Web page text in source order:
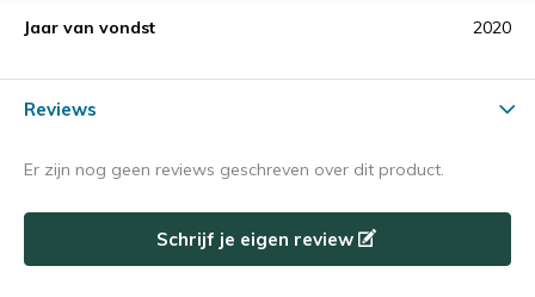
Jaar van vondst 2020
Reviews
Er zijn nog geen reviews geschreven over dit product.
Schrijf je eigen review